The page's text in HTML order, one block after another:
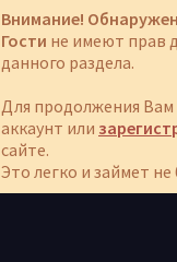
Внимание!
Гости не имеют прав
данного раздела.
Для продолжения
аккаунт или
сайте.
Это легко и займет не